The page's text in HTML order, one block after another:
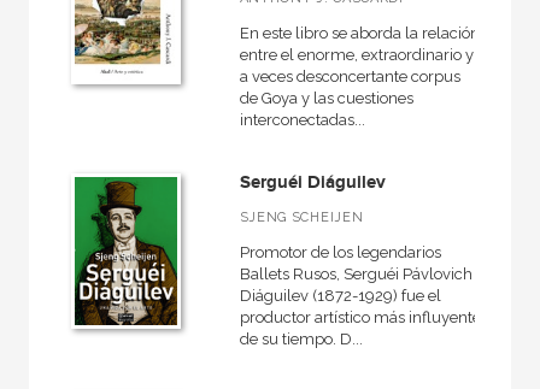
Prehistoria
Estética y teoría del arte
Museología
Actual
Arquitectura
VER TODAS... (14)
En este libro se aborda la relación
entre el enorme, extraordinario y
a veces desconcertante corpus
de Goya y las cuestiones
interconectadas...
Serguéi Diáguilev
SJENG SCHEIJEN
Promotor de los legendarios
Ballets Rusos, Serguéi Pávlovich
Diáguilev (1872-1929) fue el
productor artístico más influyente
de su tiempo. D...